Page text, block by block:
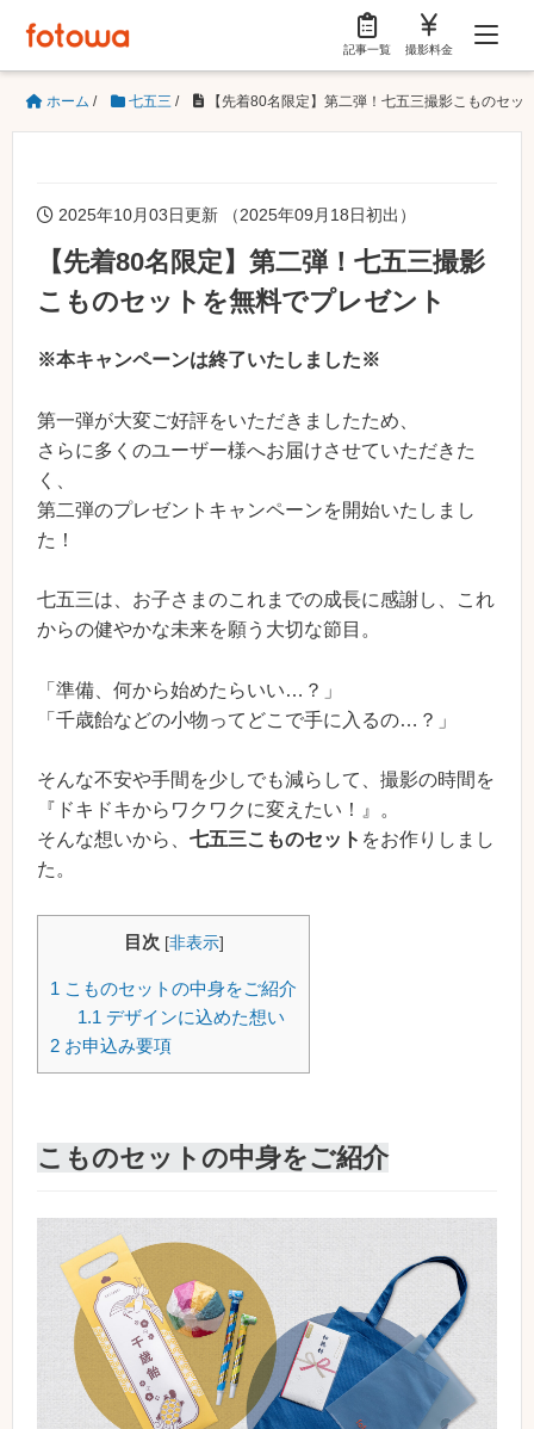
記事一覧 撮影料金
ホーム / 七五三 / 【先着80名限定】第二弾！七五三撮影こものセッ
2025年10月03日更新 （2025年09月18日初出）
【先着80名限定】第二弾！七五三撮影
こものセットを無料でプレゼント
※本キャンペーンは終了いたしました※
第一弾が大変ご好評をいただきましたため、
さらに多くのユーザー様へお届けさせていただきた
く、
第二弾のプレゼントキャンペーンを開始いたしまし
た！
七五三は、お子さまのこれまでの成長に感謝し、これ
からの健やかな未来を願う大切な節目。
「準備、何から始めたらいい…？」
「千歳飴などの小物ってどこで手に入るの…？」
そんな不安や手間を少しでも減らして、撮影の時間を
『ドキドキからワクワクに変えたい！』。
そんな想いから、 七五三こものセット をお作りしまし
た。
目次 [非表示]
1 こものセットの中身をご紹介
1.1 デザインに込めた想い
2 お申込み要項
こものセットの中身をご紹介